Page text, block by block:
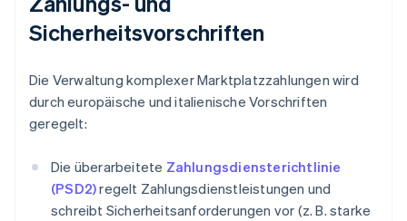
Sicherheitsvorschriften
Die Verwaltung komplexer Marktplatzzahlungen wird
durch europäische und italienische Vorschriften
geregelt:
Die überarbeitete Zahlungsdiensterichtlinie
(PSD2)regelt Zahlungsdienstleistungen und
schreibt Sicherheitsanforderungen vor (z. B. starke